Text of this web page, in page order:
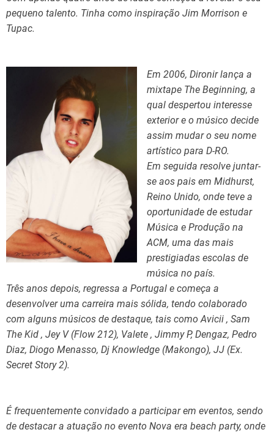
pequeno talento. Tinha como inspiração Jim Morrison e
Tupac.
Em 2006, Dironir lança a
mixtape The Beginning, a
qual despertou interesse
exterior e o músico decide
assim mudar o seu nome
artístico para D-RO.
Em seguida resolve juntar-
se aos pais em Midhurst,
Reino Unido, onde teve a
oportunidade de estudar
Música e Produção na
ACM, uma das mais
prestigiadas escolas de
música no país.​
Três anos depois, regressa a Portugal e começa a
desenvolver uma carreira mais sólida, tendo colaborado
com alguns músicos de destaque, tais como Avicii , Sam
The Kid , Jey V (Flow 212), Valete , Jimmy P, Dengaz, Pedro
Diaz, Diogo Menasso, Dj Knowledge (Makongo), JJ (Ex.
Secret Story 2).
É frequentemente convidado a participar em eventos, sendo
de destacar a atuação no evento Nova era beach party, onde